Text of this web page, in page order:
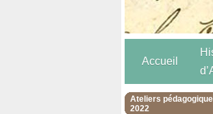
Accueil
Ateliers
2022